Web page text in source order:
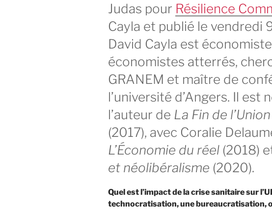
Judas pour Résilience
Cayla et publié le vendredi
David Cayla est
économistes atterrés,
GRANEM et maître de
l’université d’Angers. Il est
l’auteur de La Fin de
(2017), avec Coralie
L’Économie du réel (2018)
et néolibéralisme (2020).
Quel est l’impact de la crise sanitaire sur
technocratisation, une bureaucratisation,